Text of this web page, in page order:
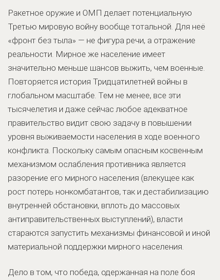
Ракетное оружие и ОМП делает потенциальную
Третью мировую войну вообще тотальной. Для неё
«фронт без тыла» — не фигура речи, а отражение
реальности. Мирное же население имеет
значительно меньше шансов выжить, чем военные.
Повторяется история Тридцатилетней войны в
глобальном масштабе. Тем не менее, все эти
тысячелетия и даже сейчас любое адекватное
правительство видит свою задачу в повышении
уровня выживаемости населения в ходе военного
конфликта. Поскольку самым опасным косвенным
механизмом ослабления противника является
разорение его мирного населения (влекущее как
рост потерь нонкомбатантов, так и дестабилизацию
внутренней обстановки, вплоть до массовых
антиправительственных выступлений), власти
стараются запустить механизмы финансовой и иной
материальной поддержки мирного населения.
Дело в том, что победа, одержанная на поле боя